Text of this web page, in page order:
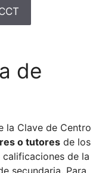
de
la Clave de Centro
o tutoresde los
de la
secundaria. Para